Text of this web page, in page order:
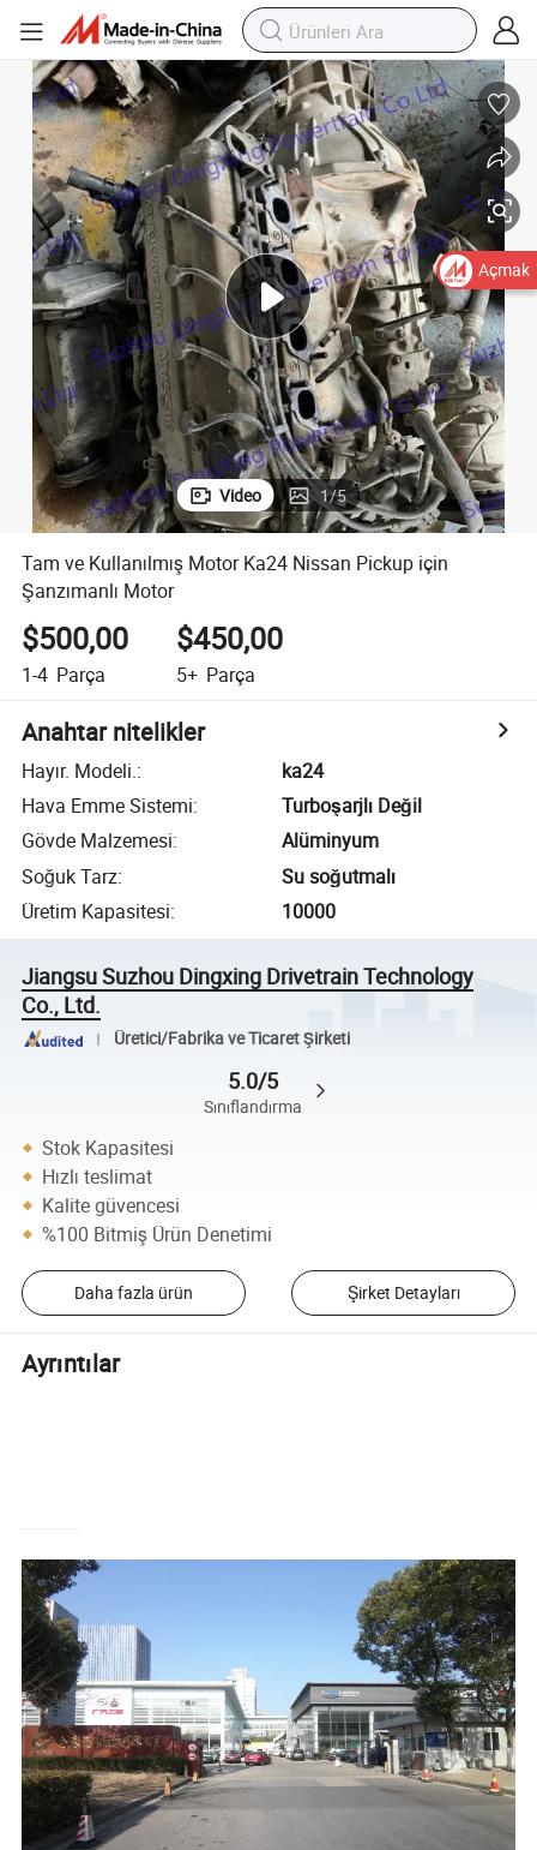
Video 1/5
Tam ve Kullanılmış Motor Ka24 Nissan Pickup için
Şanzımanlı Motor
$500,00
1-4 Parça
$450,00
5+ Parça
Anahtar nitelikler
Hayır. Modeli.:
ka24
Hava Emme Sistemi:
Turboşarjlı Değil
Gövde Malzemesi:
Alüminyum
Soğuk Tarz:
Su soğutmalı
Üretim Kapasitesi: 10000
Jiangsu Suzhou Dingxing Drivetrain Technology
Co., Ltd.
Üretici/Fabrika ve Ticaret Şirketi
5.0/5
Sınıflandırma
Stok Kapasitesi
Hızlı teslimat
Kalite güvencesi
%100 Bitmiş Ürün Denetimi
Daha fazla ürün Şirket Detayları
Ayrıntılar
Açmak